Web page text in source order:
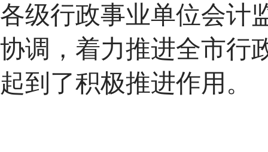
各级行政事业单位会计
协调，着力推进全市行
起到了积极推进作用。